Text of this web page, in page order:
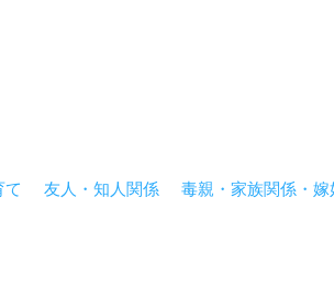
て 友人・知人関係 毒親・家族関係・嫁